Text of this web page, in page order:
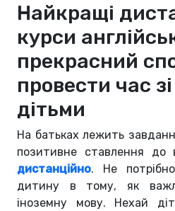
Найкращі
курси
прекрасний
провести час
дітьми
На батьках лежить
позитивне ставлення до
дистанційно. Не
дитину в тому, як
іноземну мову. Нехай